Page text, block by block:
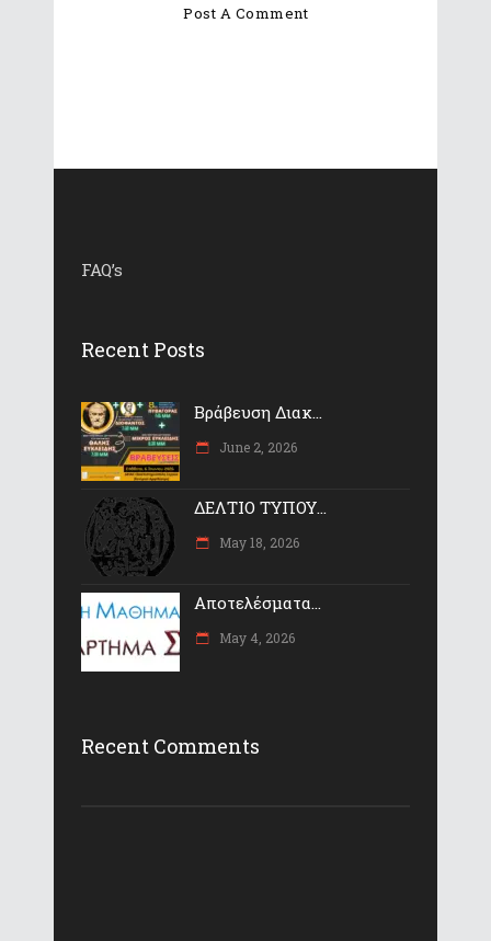
FAQ’s
Recent Posts
Βράβευση Διακ...
June 2, 2026
ΔΕΛΤΙΟ ΤΥΠΟΥ...
May 18, 2026
Αποτελέσματα...
May 4, 2026
Recent Comments